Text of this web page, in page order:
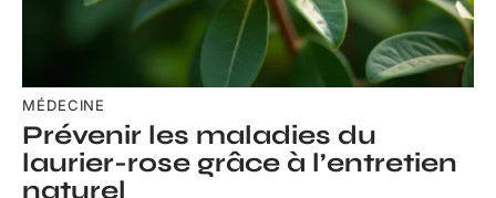
MÉDECINE
Prévenir les maladies du
laurier-rose grâce à l’entretien
naturel